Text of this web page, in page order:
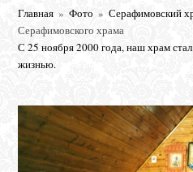
Главная » Фото » Серафимовский
Серафимовского храма
С 25 ноября 2000 года, наш храм
жизнью.